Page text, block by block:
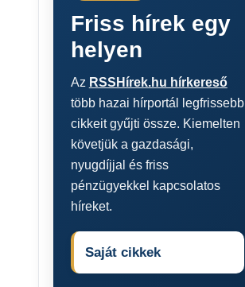
Friss hírek egy
helyen
Az RSSHírek.hu hírkereső
több hazai hírportál legfrissebb
cikkeit gyűjti össze. Kiemelten
követjük a gazdasági,
nyugdíjjal és friss
pénzügyekkel kapcsolatos
híreket.
Saját cikkek